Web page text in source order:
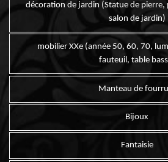
décoration de jardin (Statue de
salon de jardin)
mobilier XXe (année 50, 60, 70,
fauteuil, table
Manteau de
Bijoux
Fantaisie